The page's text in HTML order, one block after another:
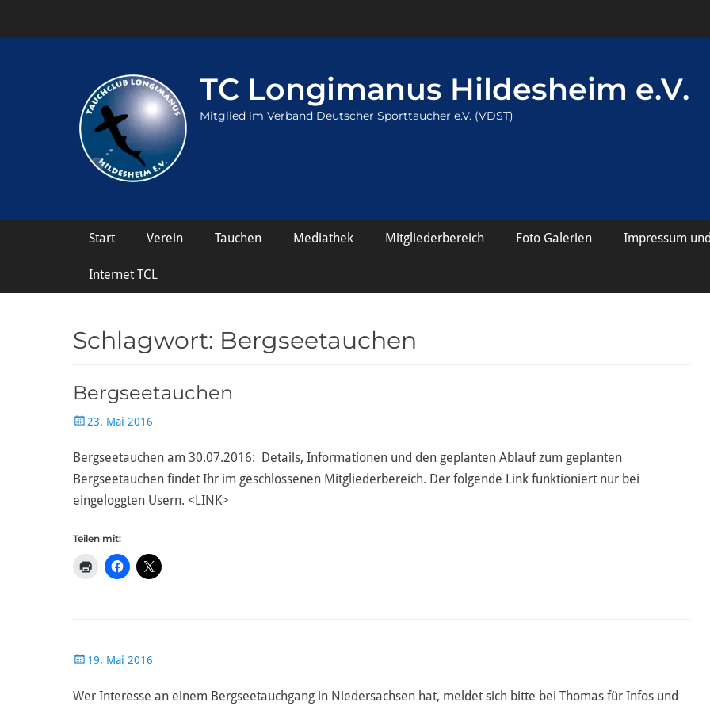
TC Longimanus Hildesheim e.V.
Mitglied im Verband Deutscher Sporttaucher e.V. (VDST)
Hauptmenü
Weiter
Inhalt
Start Verein Tauchen Mediathek Mitgliederbereich Foto Galerien Impressum
Internet TCL
Schlagwort: Bergseetauchen
Bergseetauchen
Veröffentlicht
23. Mai 2016
Bergseetauchen am 30.07.2016: Details, Informationen und den geplanten Ablauf zum geplanten
Bergseetauchen findet Ihr im geschlossenen Mitgliederbereich. Der folgende Link funktioniert nur bei
eingeloggten Usern. <LINK>
Teilen mit:
Veröffentlicht
19. Mai 2016
Wer Interesse an einem Bergseetauchgang in Niedersachsen hat, meldet sich bitte bei Thomas für Infos und